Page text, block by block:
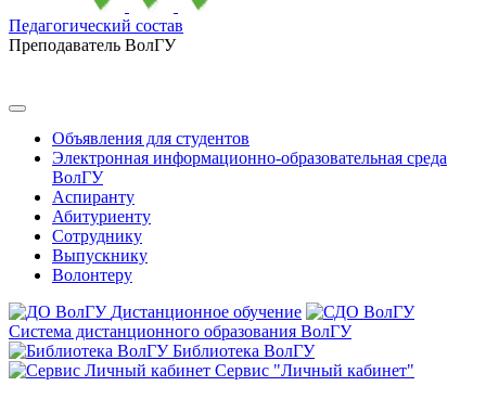
Педагогический состав
Преподаватель ВолГУ
Объявления для студентов
Электронная информационно-образовательная среда
ВолГУ
Аспиранту
Абитуриенту
Сотруднику
Выпускнику
Волонтеру
Дистанционное обучение
Система дистанционного образования ВолГУ
Библиотека ВолГУ
Сервис "Личный кабинет"